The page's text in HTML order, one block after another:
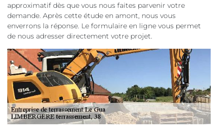
approximatif dès que vous nous faites parvenir votre
demande. Après cette étude en amont, nous vous
enverrons la réponse. Le formulaire en ligne vous permet
de nous adresser directement votre projet.